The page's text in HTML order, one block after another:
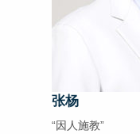
张杨
“因人施教”